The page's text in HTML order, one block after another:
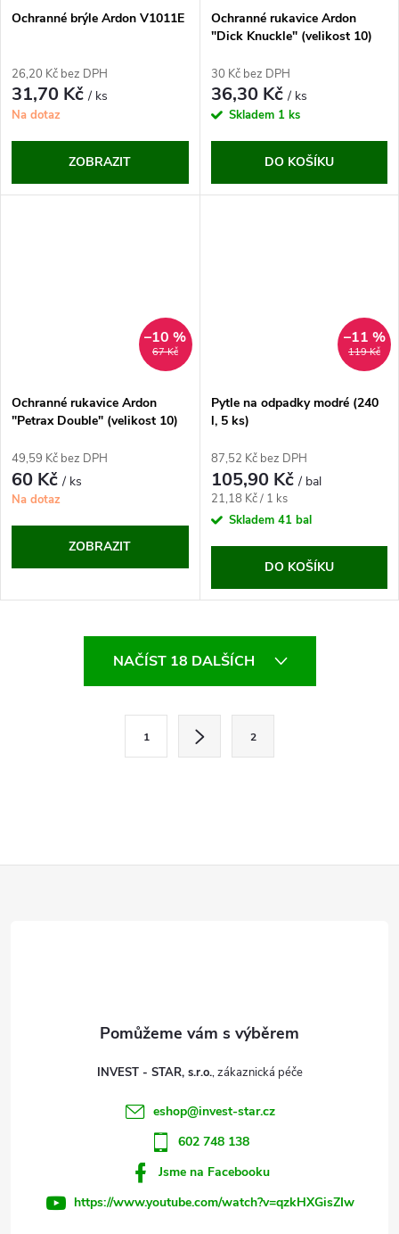
Ochranné brýle Ardon V1011E
26,20 Kč bez DPH
31,70 Kč/ ks
Na dotaz
ZOBRAZIT
Ochranné rukavice Ardon
"Dick Knuckle" (velikost 10)
30 Kč bez DPH
36,30 Kč/ ks
Skladem 1 ks
DO KOŠÍKU
67 Kč
–10 %
Ochranné rukavice Ardon
"Petrax Double" (velikost 10)
49,59 Kč bez DPH
60 Kč/ ks
Na dotaz
ZOBRAZIT
119 Kč
–11 %
Pytle na odpadky modré (240
l, 5 ks)
87,52 Kč bez DPH
105,90 Kč/ bal
Měrná
cena:
21,18 Kč / 1 ks
Skladem 41 bal
DO KOŠÍKU
c
NAČÍST 18 DALŠÍCH
1 2
INVEST - STAR, s.r.o.
eshop@invest-star.cz
602 748 138
Jsme na Facebooku
https://www.youtube.com/watch?v=qzkHXGisZIw